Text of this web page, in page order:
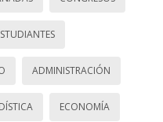
ADMINISTRACIÓN
ECONOMÍA